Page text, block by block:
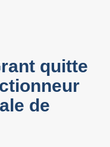
quitte
de